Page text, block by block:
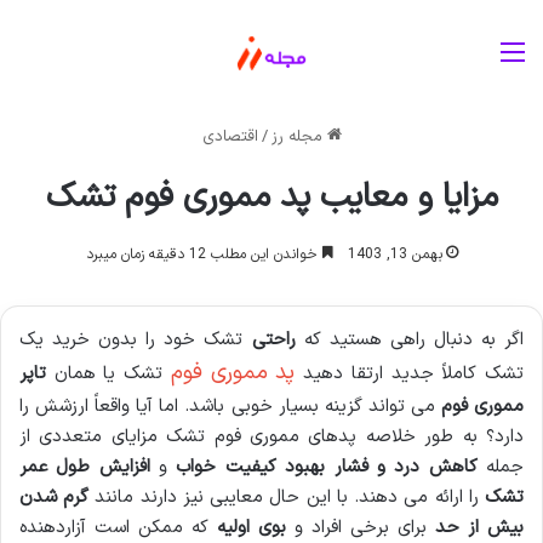
مجله رز/ اقتصادی
مزایا و معایب پد مموری فوم تشک
بهمن 13, 1403 خواندن این مطلب 12 دقیقه زمان میبرد
اگر به دنبال راهی هستید کهراحتی تشک خود را بدون خرید یک
تشک کاملاً جدید ارتقا دهید پد مموری فوم تشک یا همان تاپر
مموری فوم می تواند گزینه بسیار خوبی باشد. اما آیا واقعاً ارزشش را
دارد؟ به طور خلاصه پدهای مموری فوم تشک مزایای متعددی از
جملهکاهش درد و فشار بهبود کیفیت خوابوافزایش طول عمر
تشکرا ارائه می دهند. با این حال معایبی نیز دارند مانندگرم شدن
بیش از حد برای برخی افراد و بوی اولیه که ممکن است آزاردهنده